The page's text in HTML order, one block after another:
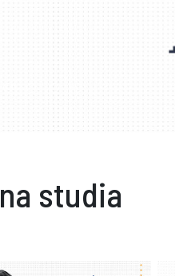
na studia